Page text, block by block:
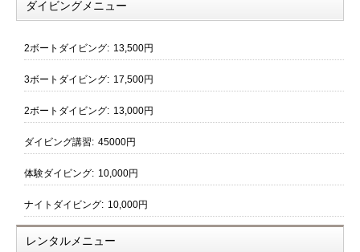
ダイビングメニュー
2ボートダイビング: 13,500円
3ボートダイビング: 17,500円
2ボートダイビング: 13,000円
ダイビング講習: 45000円
体験ダイビング: 10,000円
ナイトダイビング: 10,000円
レンタルメニュー